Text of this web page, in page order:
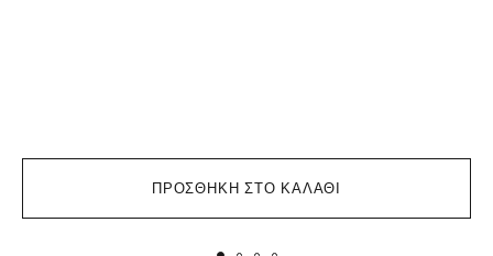
ΠΡΟΣΘΉΚΗ ΣΤΟ ΚΑΛΆΘΙ